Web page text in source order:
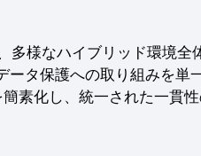
多様なハイブリッド環境全
ータ保護への取り組みを単
素化し、統一された一貫